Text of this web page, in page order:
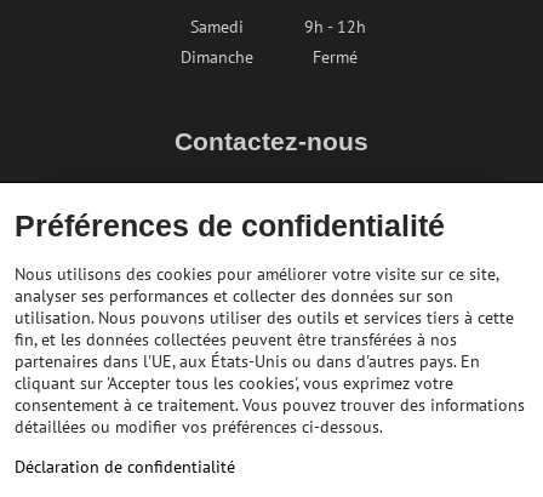
Samedi
9h - 12h
Dimanche
Fermé
Contactez-nous
+436764858804
Préférences de confidentialité
Nous utilisons des cookies pour améliorer votre visite sur ce site,
analyser ses performances et collecter des données sur son
utilisation. Nous pouvons utiliser des outils et services tiers à cette
fin, et les données collectées peuvent être transférées à nos
partenaires dans l'UE, aux États-Unis ou dans d'autres pays. En
cliquant sur 'Accepter tous les cookies', vous exprimez votre
consentement à ce traitement. Vous pouvez trouver des informations
détaillées ou modifier vos préférences ci-dessous.
Déclaration de confidentialité